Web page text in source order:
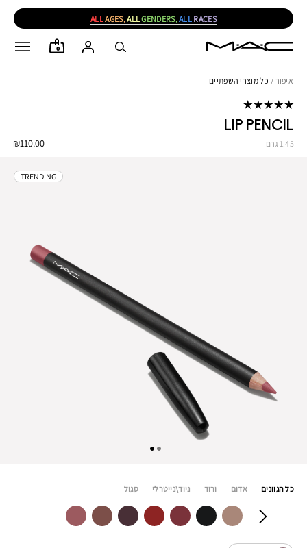
ALLAGES,ALLGENDERS,ALL RACES
0
איפור / כל מוצרי השפתיים
LIP PENCIL
₪110.00 1.45 גרם
TRENDING
כל הגוונים אדום ורוד ניוד\נייטרלי סגול